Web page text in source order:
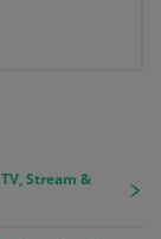
Stream &